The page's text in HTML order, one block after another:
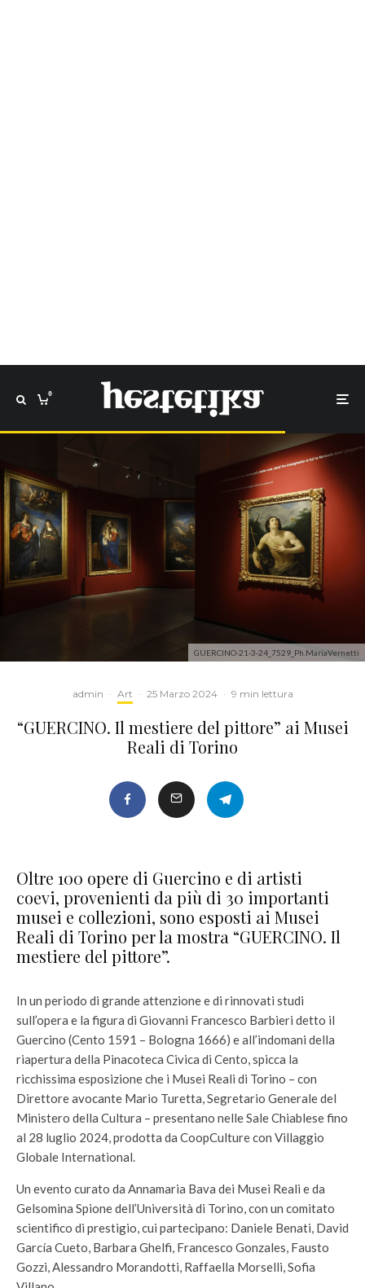
0
GUERCINO-21-3-24_7529_Ph.MariaVernetti
admin · Art · 25 Marzo 2024 · 9 min lettura
“GUERCINO. Il mestiere del pittore” ai Musei
Reali di Torino
Oltre 100 opere di Guercino e di artisti
coevi, provenienti da più di 30 importanti
musei e collezioni, sono esposti ai Musei
Reali di Torino per la mostra “GUERCINO. Il
mestiere del pittore”.
In un periodo di grande attenzione e di rinnovati studi
sull’opera e la figura di Giovanni Francesco Barbieri detto il
Guercino (Cento 1591 – Bologna 1666) e all’indomani della
riapertura della Pinacoteca Civica di Cento, spicca la
ricchissima esposizione che i Musei Reali di Torino – con
Direttore avocante Mario Turetta, Segretario Generale del
Ministero della Cultura – presentano nelle Sale Chiablese fino
al 28 luglio 2024, prodotta da CoopCulture con Villaggio
Globale International.
Un evento curato da Annamaria Bava dei Musei Reali e da
Gelsomina Spione dell’Università di Torino, con un comitato
scientifico di prestigio, cui partecipano: Daniele Benati, David
García Cueto, Barbara Ghelfi, Francesco Gonzales, Fausto
Gozzi, Alessandro Morandotti, Raffaella Morselli, Sofia